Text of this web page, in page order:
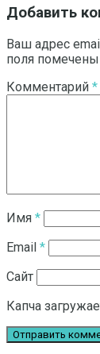
Добавить
Ваш адрес
поля помечены
Комментарий *
Имя *
Email *
Сайт
Капча